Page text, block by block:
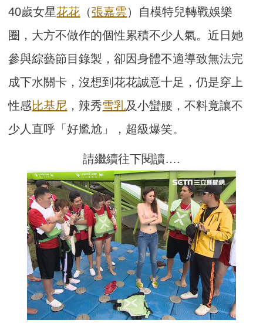
40歲女星花花 （張嘉雲）自模特兒轉戰娛樂
圈，大方不做作的個性累積不少人氣。近日她
參與綜藝節目錄製，卻因身體不適導致無法完
成下水關卡，沒想到花花誠意十足，仍是穿上
性感比基尼 ，辣秀雪乳及小蠻腰，不料竟讓不
少人直呼「好尷尬」，超級爆笑。
請繼續往下閱讀….